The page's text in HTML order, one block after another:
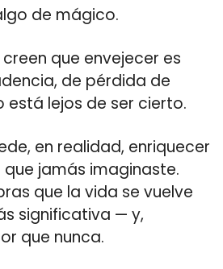
de mágico.
que envejecer es
de pérdida de
está lejos de ser cierto.
en realidad, enriquecer
jamás imaginaste.
que la vida se vuelve
significativa — y,
que nunca.